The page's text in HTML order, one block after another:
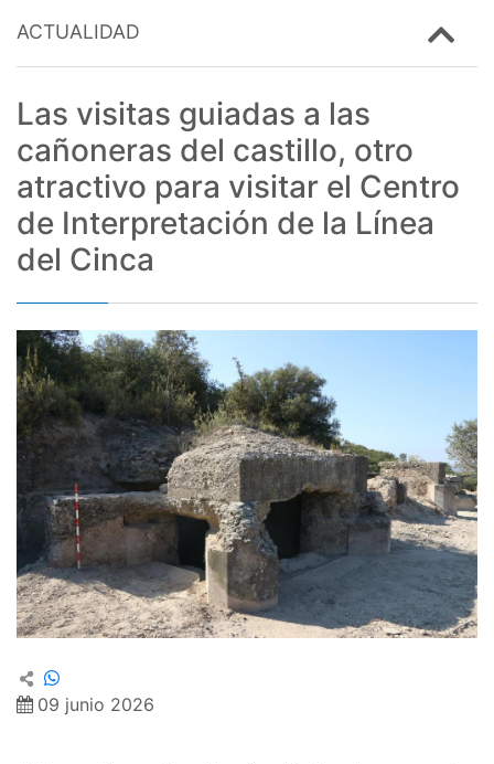
ACTUALIDAD
Las visitas guiadas a las
cañoneras del castillo, otro
atractivo para visitar el Centro
de Interpretación de la Línea
del Cinca
09 junio 2026